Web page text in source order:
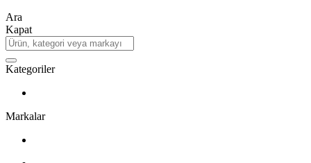
Ara
Kapat
Kategoriler
Markalar